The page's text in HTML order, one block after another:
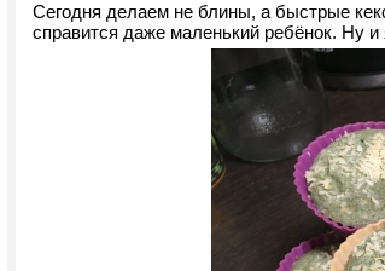
Сегодня делаем не блины, а быстрые
справится даже маленький ребёнок. Ну и